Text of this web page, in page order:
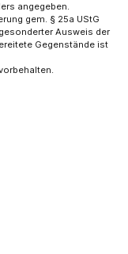
angegeben.
gem. § 25a UStG
Ausweis der
Gegenstände ist